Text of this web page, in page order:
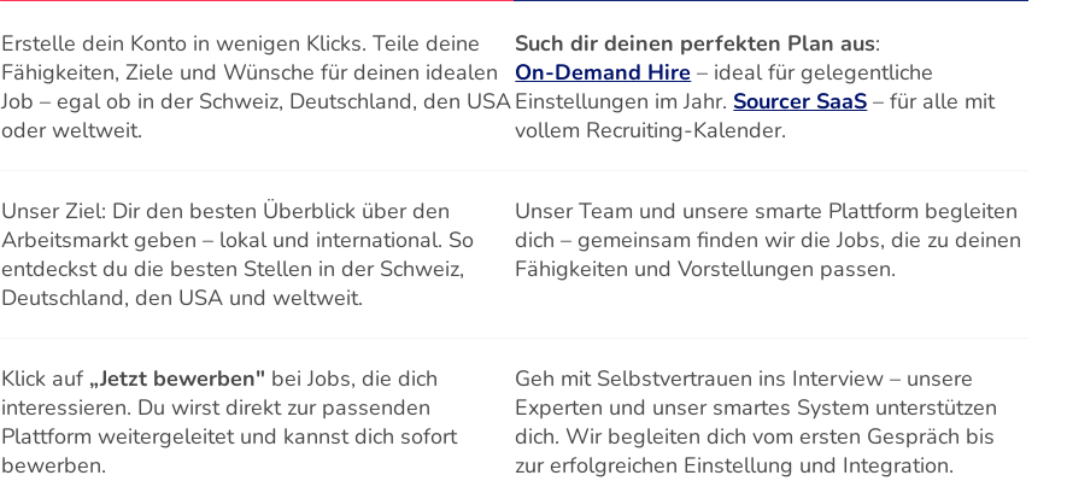
Erstelle dein Konto in wenigen Klicks. Teile deine
Fähigkeiten, Ziele und Wünsche für deinen idealen
Job – egal ob in der Schweiz, Deutschland, den USA
oder weltweit.
Such dir deinen perfekten Plan aus:
On-Demand Hire – ideal für gelegentliche
Einstellungen im Jahr. Sourcer SaaS – für alle mit
vollem Recruiting-Kalender.
Unser Ziel: Dir den besten Überblick über den
Arbeitsmarkt geben – lokal und international. So
entdeckst du die besten Stellen in der Schweiz,
Deutschland, den USA und weltweit.
Unser Team und unsere smarte Plattform begleiten
dich – gemeinsam finden wir die Jobs, die zu deinen
Fähigkeiten und Vorstellungen passen.
Klick auf „Jetzt bewerben" bei Jobs, die dich
interessieren. Du wirst direkt zur passenden
Plattform weitergeleitet und kannst dich sofort
bewerben.
Geh mit Selbstvertrauen ins Interview – unsere
Experten und unser smartes System unterstützen
dich. Wir begleiten dich vom ersten Gespräch bis
zur erfolgreichen Einstellung und Integration.